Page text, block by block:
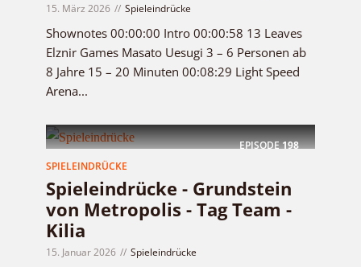
15. März 2026 Spieleindrücke
Shownotes 00:00:00 Intro 00:00:58 13 Leaves
Elznir Games Masato Uesugi 3 – 6 Personen ab
8 Jahre 15 – 20 Minuten 00:08:29 Light Speed
Arena...
EPISODE198
SPIELEINDRÜCKE
Spieleindrücke - Grundstein
von Metropolis - Tag Team -
Kilia
15. Januar 2026 Spieleindrücke